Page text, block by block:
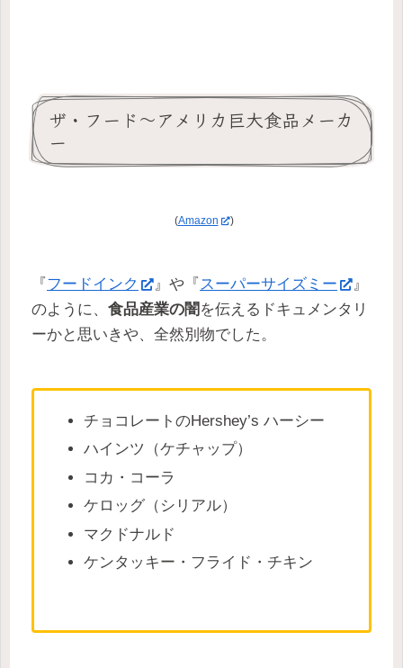
ザ・フード～アメリカ巨大食品メーカ
ー
(Amazon )
『 フードインク 』や『 スーパーサイズミー
』
のように、 食品産業の闇 を伝えるドキュメンタリ
ーかと思いきや、全然別物でした。
チョコレートのHershey’s ハーシー
ハインツ（ケチャップ）
コカ・コーラ
ケロッグ（シリアル）
マクドナルド
ケンタッキー・フライド・チキン